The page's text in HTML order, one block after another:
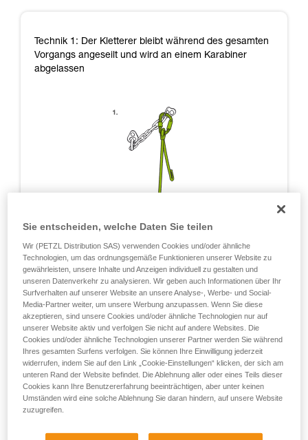
Technik 1: Der Kletterer bleibt während des gesamten
Vorgangs angeseilt und wird an einem Karabiner
abgelassen
Sie entscheiden, welche Daten Sie teilen
Wir (PETZL Distribution SAS) verwenden Cookies und/oder ähnliche
Technologien, um das ordnungsgemäße Funktionieren unserer Website zu
gewährleisten, unsere Inhalte und Anzeigen individuell zu gestalten und
unseren Datenverkehr zu analysieren. Wir geben auch Informationen über Ihr
Surfverhalten auf unserer Website an unsere Analyse-, Werbe- und Social-
Media-Partner weiter, um unsere Werbung anzupassen. Wenn Sie diese
akzeptieren, sind unsere Cookies und/oder ähnliche Technologien nur auf
unserer Website aktiv und verfolgen Sie nicht auf andere Websites. Die
Cookies und/oder ähnliche Technologien unserer Partner werden Sie während
Ihres gesamten Surfens verfolgen. Sie können Ihre Einwilligung jederzeit
widerrufen, indem Sie auf den Link „Cookie-Einstellungen“ klicken, der sich am
unteren Rand der Website befindet. Die Ablehnung aller oder eines Teils dieser
Cookies kann Ihre Benutzererfahrung beeinträchtigen, aber unter keinen
Umständen wird eine solche Ablehnung Sie daran hindern, auf unsere Website
zuzugreifen.